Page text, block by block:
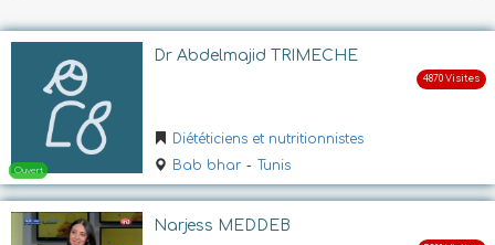
Dr Abdelmajid TRIMECHE
Diététiciens et nutritionnistes
Bab bhar - Tunis
Narjess MEDDEB